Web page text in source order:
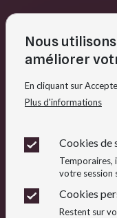
Collège
Collège
Nous
améliorer
En cliquant sur
Plus d'informations
Cookies de
Temporaires,
votre session
Cookies
Restent sur